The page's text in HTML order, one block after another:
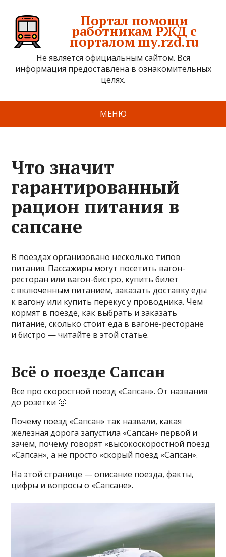
Портал помощи
работникам РЖД с
порталом my.rzd.ru
Не является официальным сайтом. Вся
информация предоставлена в ознакомительных
целях.
МЕНЮ
Что значит
гарантированный
рацион питания в
сапсане
В поездах организовано несколько типов
питания. Пассажиры могут посетить вагон-
ресторан или вагон-бистро, купить билет
с включенным питанием, заказать доставку еды
к вагону или купить перекус у проводника. Чем
кормят в поезде, как выбрать и заказать
питание, сколько стоит еда в вагоне-ресторане
и бистро — читайте в этой статье.
Всё о поезде Сапсан
Все про скоростной поезд «Сапсан». От названия
до розетки 🙂
Почему поезд «Сапсан» так назвали, какая
железная дорога запустила «Сапсан» первой и
зачем, почему говорят «высокоскоростной поезд
«Сапсан», а не просто «скорый поезд «Сапсан».
На этой странице — описание поезда, факты,
цифры и вопросы о «Сапсане».